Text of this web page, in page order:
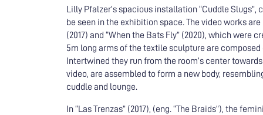
Lilly Pfalzer’s spacious installation “Cuddle
be seen in the exhibition space. The video works
(2017) and “When the Bats Fly” (2020), which were
5m long arms of the textile sculpture are
Intertwined they run from the room’s center
video, are assembled to form a new body,
cuddle and lounge.
In “Las Trenzas” (2017), (eng. “The Braids”), the